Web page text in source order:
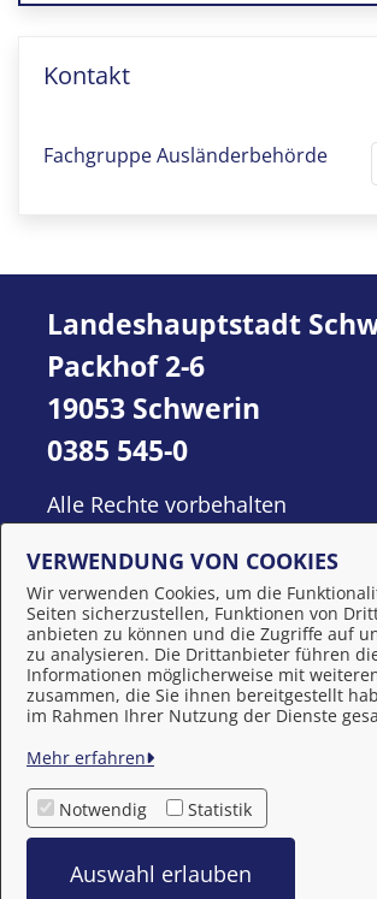
Kontakt
Fachgruppe Ausländerbehörde
Behördennummer 115
Landeshauptstadt
Packhof 2-6
19053 Schwerin
0385 545-0
Alle Rechte vorbehalten
Impressum
Datenschutzerklärung
Barrierefreiheit
VERWENDUNG VON COOKIES
Wir verwenden Cookies, um die
Seiten sicherzustellen, Funktionen von
anbieten zu können und die Zugriffe auf
zu analysieren. Die Drittanbieter führen
Informationen möglicherweise mit
zusammen, die Sie ihnen bereitgestellt
im Rahmen Ihrer Nutzung der Dienste
Mehr erfahren
Notwendig Statistik
Auswahl erlauben